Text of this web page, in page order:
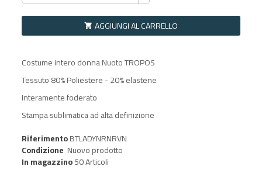
 AGGIUNGI AL CARRELLO
Costume intero donna Nuoto TROPOS
Tessuto 80% Poliestere - 20% elastene
Interamente foderato
Stampa sublimatica ad alta definizione
RiferimentoBTLADYNRNRVN
Condizione Nuovo prodotto
In magazzino50 Articoli